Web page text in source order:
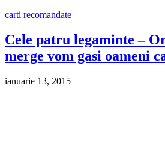
carti recomandate
Cele patru legaminte –
merge vom gasi oameni
ianuarie 13, 2015